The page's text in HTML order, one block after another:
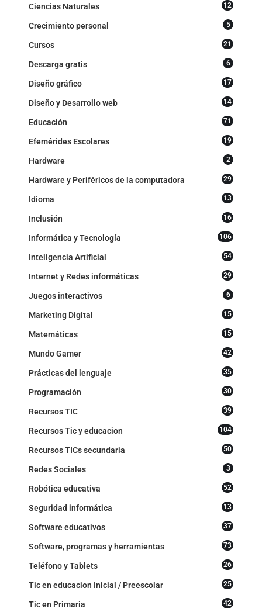
Ciencias Naturales 12
Crecimiento personal 5
Cursos 21
Descarga gratis 6
Diseño gráfico 17
Diseño y Desarrollo web 14
Educación 71
Efemérides Escolares 19
Hardware 2
Hardware y Periféricos de la computadora 29
Idioma 13
Inclusión 16
Informática y Tecnología 106
Inteligencia Artificial 54
Internet y Redes informáticas 29
Juegos interactivos 6
Marketing Digital 15
Matemáticas 15
Mundo Gamer 42
Prácticas del lenguaje 35
Programación 30
Recursos TIC 39
Recursos Tic y educacion 104
Recursos TICs secundaria 50
Redes Sociales 3
Robótica educativa 52
Seguridad informática 13
Software educativos 37
Software, programas y herramientas 73
Teléfono y Tablets 26
Tic en educacion Inicial / Preescolar 25
Tic en Primaria 42